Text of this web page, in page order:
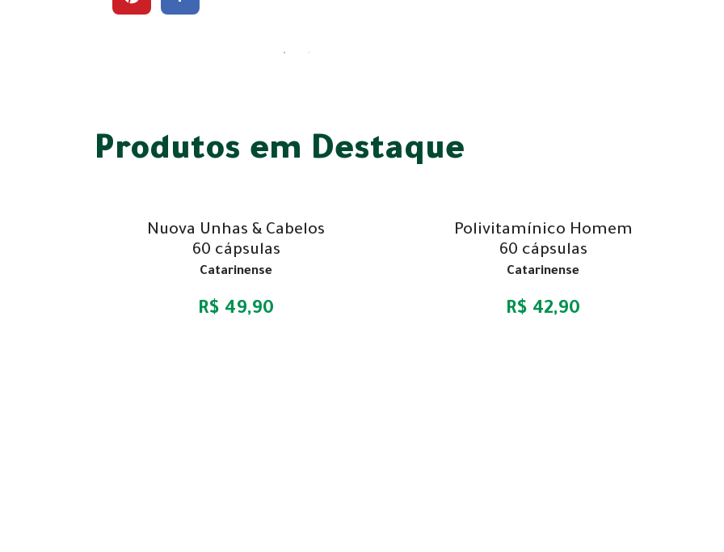
Produtos em Destaque
Nuova Unhas & Cabelos
60 cápsulas
Catarinense
R$ 49,90
Polivitamínico Homem
60 cápsulas
Catarinense
R$ 42,90